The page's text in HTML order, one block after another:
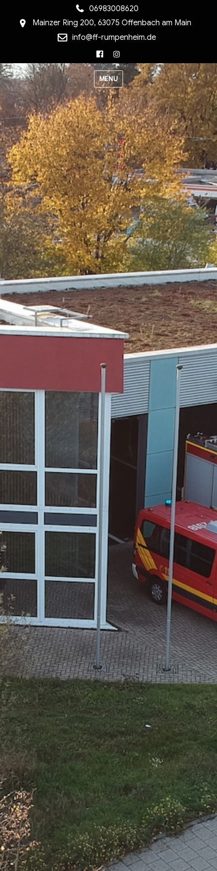
06983008620
Mainzer Ring 200, 63075 Offenbach am Main
info@ff-rumpenheim.de
Facebook
MENU